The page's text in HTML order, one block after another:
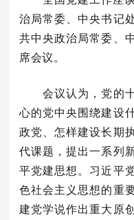
治局常委、中央书记
共中央政治局常委、
席会议。
会议认为，党的十
心的党中央围绕建设
政党、怎样建设长期
代课题，提出一系列
平党建思想。习近平
色社会主义思想的重
建党学说作出重大原